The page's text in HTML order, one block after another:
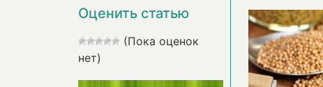
Оценить статью
(Пока оценок
нет)